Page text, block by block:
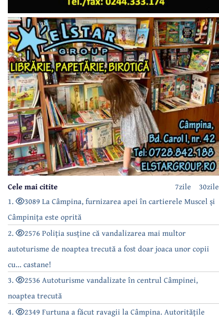
30zile
7zile
Cele mai citite
1.
3089 La Câmpina, furnizarea apei în cartierele Muscel și
Câmpinița este oprită
2.
2576 Poliția susține că vandalizarea mai multor
autoturisme de noaptea trecută a fost doar joaca unor copii
cu... castane!
3.
2536 Autoturisme vandalizate în centrul Câmpinei,
noaptea trecută
4.
2349 Furtuna a făcut ravagii la Câmpina. Autoritățile